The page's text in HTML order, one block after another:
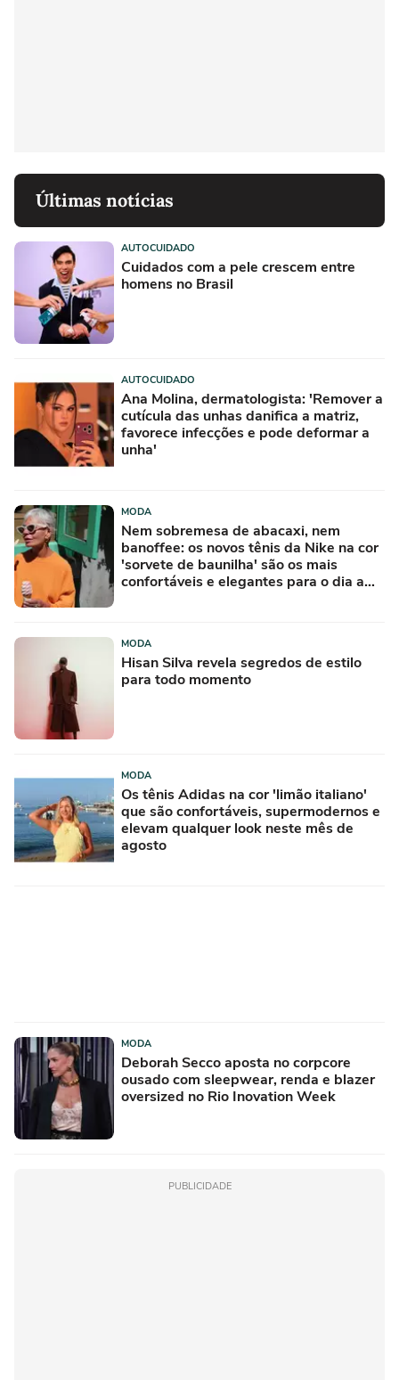
Últimas notícias
AUTOCUIDADO
Cuidados com a pele crescem entre
homens no Brasil
AUTOCUIDADO
Ana Molina, dermatologista: 'Remover a
cutícula das unhas danifica a matriz,
favorece infecções e pode deformar a
unha'
MODA
Nem sobremesa de abacaxi, nem
banoffee: os novos tênis da Nike na cor
'sorvete de baunilha' são os mais
confortáveis e elegantes para o dia a
MODA
Hisan Silva revela segredos de estilo
para todo momento
MODA
Os tênis Adidas na cor 'limão italiano'
que são confortáveis, supermodernos e
elevam qualquer look neste mês de
agosto
MODA
Deborah Secco aposta no corpcore
ousado com sleepwear, renda e blazer
oversized no Rio Inovation Week
PUBLICIDADE